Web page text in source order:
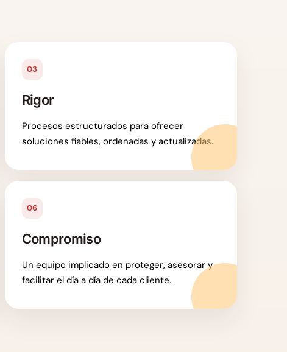
03
Rigor
Procesos estructurados para ofrecer
soluciones fiables, ordenadas y actualizadas.
06
Compromiso
Un equipo implicado en proteger, asesorar y
facilitar el día a día de cada cliente.